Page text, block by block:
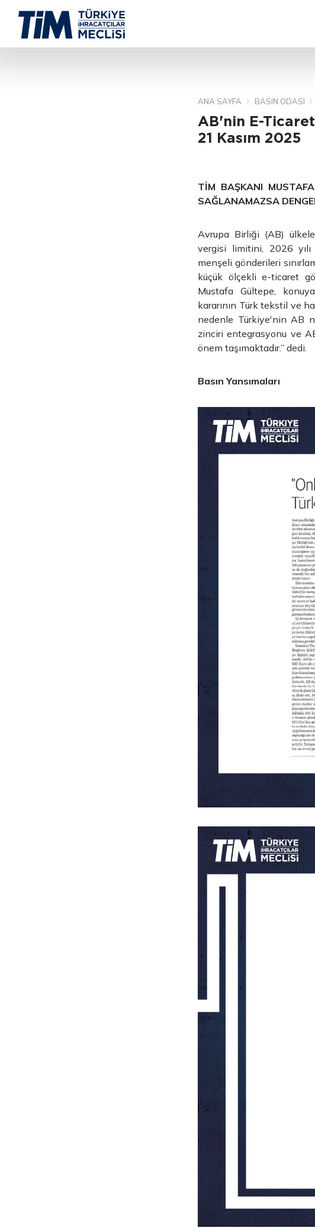
ANA SAYFA BASIN ODASI
AB'nin E-
21 Kasım 2025
TİM BAŞKANI
SAĞLANAMAZSA
Avrupa Birliği (AB)
vergisi limitini, 2026 yılı
menşeli gönderileri
küçük ölçekli e-ticaret
Mustafa Gültepe,
kararının Türk tekstil ve
nedenle Türkiye'nin AB
zinciri entegrasyonu ve
önem taşımaktadır.” dedi.
Basın Yansımaları